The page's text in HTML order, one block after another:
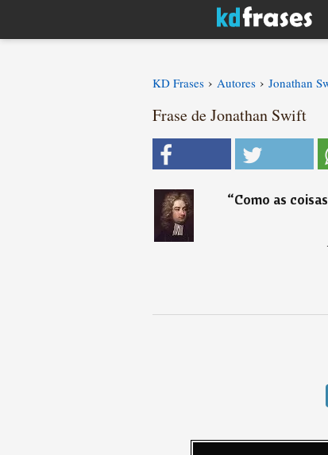
KD Frases › Autores › Jonathan
Frase de Jonathan Swift
“Como as